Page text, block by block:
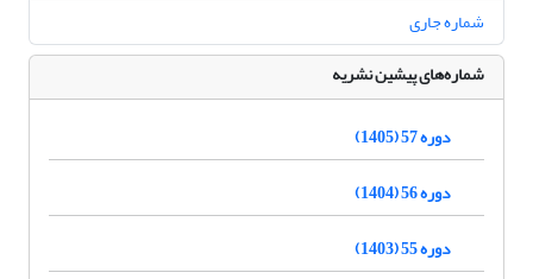
شماره جاری
شماره‌های پیشین نشریه
دوره 57 (1405)
دوره 56 (1404)
دوره 55 (1403)